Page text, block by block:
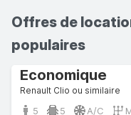
Offres de
populaires
Economique
Renault Clio ou similaire
5 5 A/C